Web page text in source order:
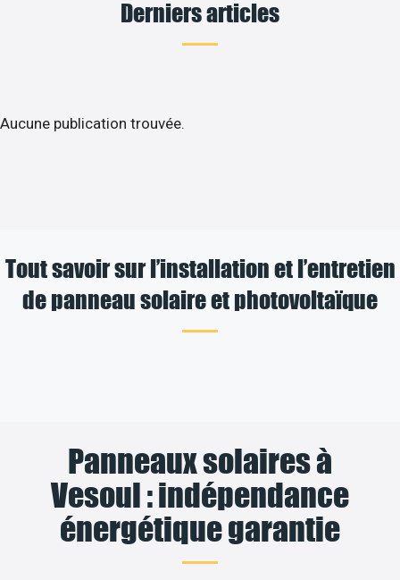
Derniers articles
Aucune publication trouvée.
Tout savoir sur l’installation et l’entretien
de panneau solaire et photovoltaïque
Panneaux solaires à
Vesoul : indépendance
énergétique garantie